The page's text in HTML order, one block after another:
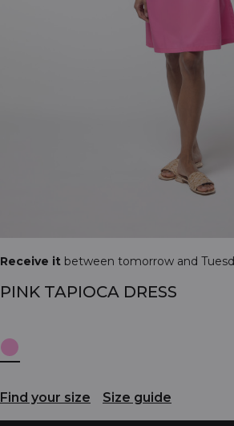
Receive it between tomorrow and
PINK TAPIOCA DRESS
Find your size Size guide